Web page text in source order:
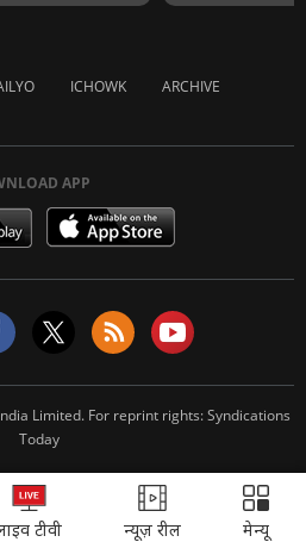
ICHOWK ARCHIVE
APP
Limited. For reprint rights:Syndications
Today
टीवी न्यूज़ रील मेन्यू